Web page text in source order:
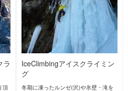
King
ンキング
United
Foxfire
フォックスファイヤー
Japan